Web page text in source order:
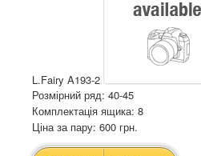
L.Fairy A193-2
Розмірний ряд: 40-45
Комплектація ящика: 8
Ціна за пару: 600 грн.